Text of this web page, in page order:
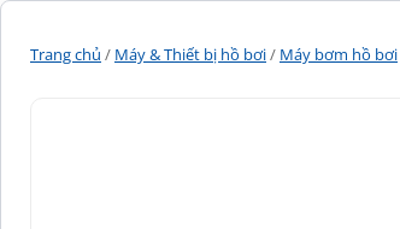
Trang chủ / Máy & Thiết bị hồ bơi/ Máy bơm hồ bơi